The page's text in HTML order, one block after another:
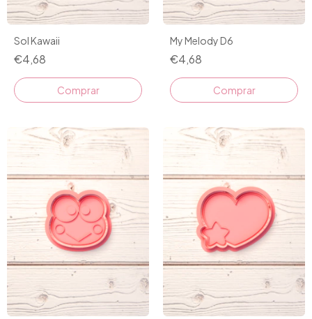
Sol Kawaii
€4,68
Comprar
My Melody D6
€4,68
Comprar